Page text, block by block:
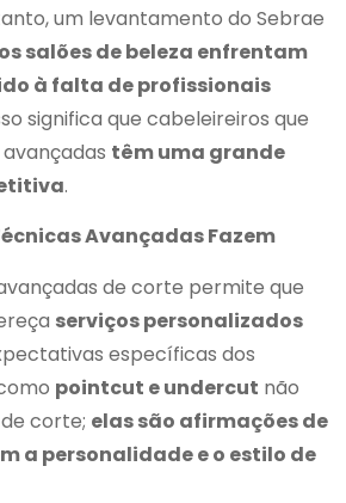
um levantamento do Sebrae
salões de beleza enfrentam
à falta de profissionais
significa que cabeleireiros que
têm uma grande
.
Avançadas Fazem
de corte permite que
serviços personalizados
específicas dos
pointcut e undercut não
corte; elas são afirmações de
a personalidade e o estilo de